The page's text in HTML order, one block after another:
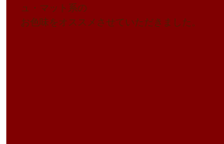
ュ・マット系の
お色味をオススメさせていただきました。